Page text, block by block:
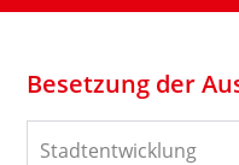
Besetzung der
Stadtentwicklung